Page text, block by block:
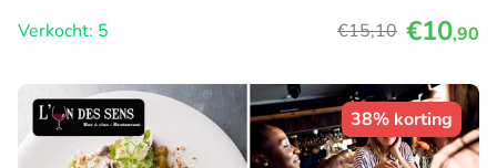
Verkocht: 5
€15,10 €10,90
38% korting